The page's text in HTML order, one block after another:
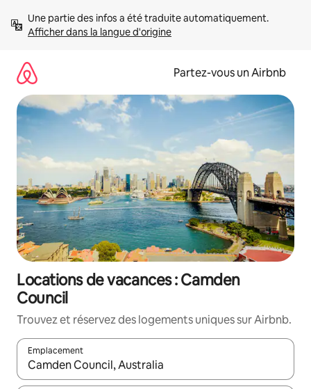
directement
Afficher dans la langue d'origine
Partez-vous un Airbnb
Locations de vacances : Camden
Council
Trouvez et réservez des logements uniques sur Airbnb.
Emplacement
Quand les résultats sont affichés, parcourez-les en utilisant